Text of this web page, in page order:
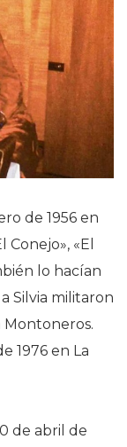
de 1956 en
«El
lo hacían
Silvia militaron
Montoneros.
1976 en La
de abril de